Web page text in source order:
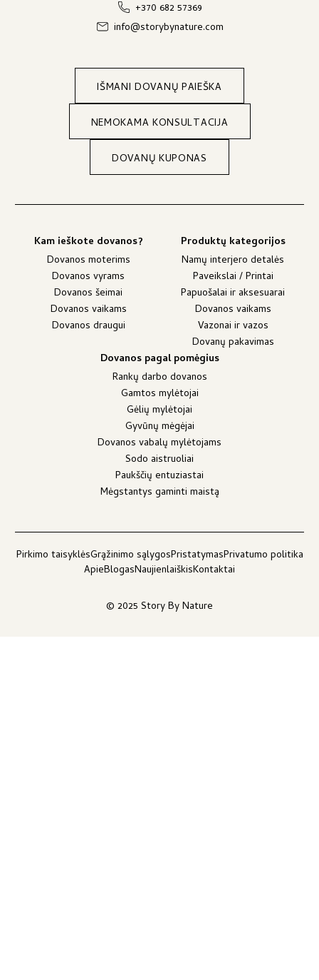
+370 682 57369
info@storybynature.com
IŠMANI DOVANŲ PAIEŠKA
NEMOKAMA KONSULTACIJA
DOVANŲ KUPONAS
Kam ieškote dovanos?
Dovanos moterims
Dovanos vyrams
Dovanos šeimai
Dovanos vaikams
Dovanos draugui
Produktų kategorijos
Namų interjero detalės
Paveikslai / Printai
Papuošalai ir aksesuarai
Dovanos vaikams
Vazonai ir vazos
Dovanų pakavimas
Dovanos pagal pomėgius
Rankų darbo dovanos
Gamtos mylėtojai
Gėlių mylėtojai
Gyvūnų mėgėjai
Dovanos vabalų mylėtojams
Sodo aistruoliai
Paukščių entuziastai
Mėgstantys gaminti maistą
© 2025 Story By Nature
Pirkimo taisyklėsGrąžinimo sąlygosPristatymasPrivatumo politika
ApieBlogasNaujienlaiškisKontaktai